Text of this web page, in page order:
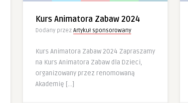
Kurs Animatora Zabaw 2024
Dodany przez Artykuł sponsorowany
Kurs Animatora Zabaw 2024 Zapraszamy
na Kurs Animatora Zabaw dla Dzieci,
organizowany przez renomowaną
Akademię […]